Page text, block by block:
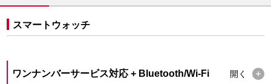
スマートウォッチ
ワンナンバーサービス対応 + Bluetooth/Wi-Fi 開く